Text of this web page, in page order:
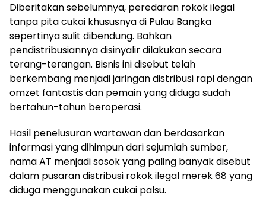
Diberitakan sebelumnya, peredaran rokok ilegal
tanpa pita cukai khususnya di Pulau Bangka
sepertinya sulit dibendung. Bahkan
pendistribusiannya disinyalir dilakukan secara
terang-terangan. Bisnis ini disebut telah
berkembang menjadi jaringan distribusi rapi dengan
omzet fantastis dan pemain yang diduga sudah
bertahun-tahun beroperasi.
Hasil penelusuran wartawan dan berdasarkan
informasi yang dihimpun dari sejumlah sumber,
nama AT menjadi sosok yang paling banyak disebut
dalam pusaran distribusi rokok ilegal merek 68 yang
diduga menggunakan cukai palsu.